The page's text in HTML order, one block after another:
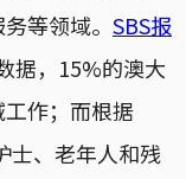
等领域。 SBS报
据，15%的澳大
作；而根据
士、老年人和残